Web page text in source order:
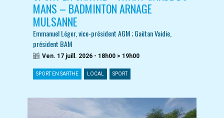
MANS – BADMINTON ARNAGE
MULSANNE
Emmanuel Léger, vice-président AGM ; Gaëtan Vaidie,
président BAM
Ven. 17 juill. 2026 - 18h00 > 19h00
SPORT EN SARTHE LOCAL SPORT